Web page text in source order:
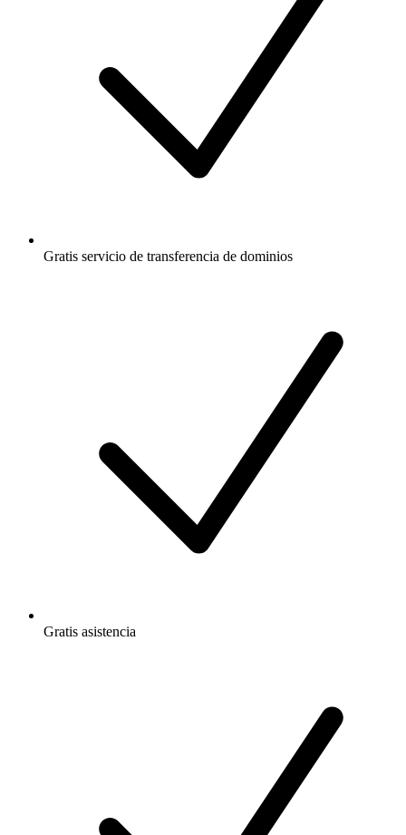
Gratis servicio de transferencia de dominios
Gratis asistencia